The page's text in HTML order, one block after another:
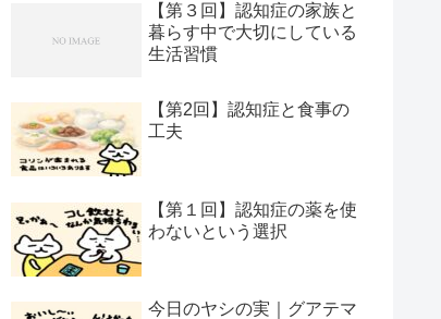
【第３回】認知症の家族と
暮らす中で大切にしている
生活習慣
【第2回】認知症と食事の
工夫
【第１回】認知症の薬を使
わないという選択
今日のヤシの実｜グアテマ